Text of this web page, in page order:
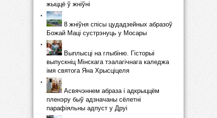
жыццё ў жніўні
8 жніўня спісы цудадзейных абразоў
Божай Маці сустрэнуць у Мосары
Выплысці на глыбіню. Гісторыі
выпускніц Мінскага тэалагічнага каледжа
імя святога Яна Хрысціцеля
Асвячэннем абраза і адкрыццём
пленэру быў адзначаны сёлетні
парафіяльны адпуст у Друі